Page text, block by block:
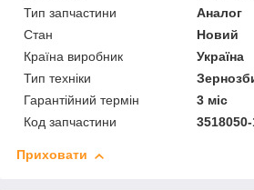
Тип запчастини
Аналог
Стан
Новий
Країна виробник
Україна
Тип техніки
Гарантійний термін
3 міс
Код запчастини
Приховати